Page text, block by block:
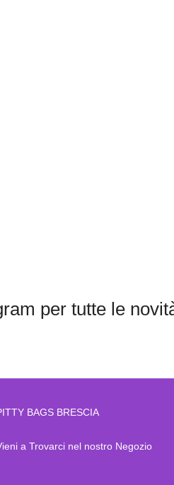
per tutte le
BAGS BRESCIA
a Trovarci nel nostro Negozio